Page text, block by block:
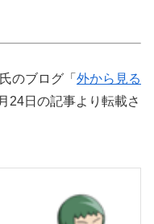
のブログ「 外から見る
24日の記事より転載さ